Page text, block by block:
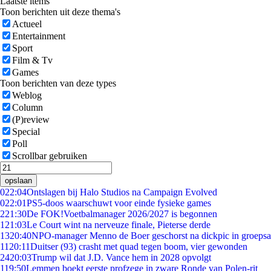
Toon berichten uit deze thema's
Actueel
Entertainment
Sport
Film & Tv
Games
Toon berichten van deze types
Weblog
Column
(P)review
Special
Poll
Scrollbar gebruiken
opslaan
022:04Ontslagen bij Halo Studios na Campaign Evolved
022:01PS5-doos waarschuwt voor einde fysieke games
221:30De FOK!Voetbalmanager 2026/2027 is begonnen
1 21:03Le Court wint na nerveuze finale, Pieterse derde
1320:40NPO-manager Menno de Boer geschorst na dickpic in
11 20:11Duitser (93) crasht met quad tegen boom, vier gewonden
2420:03Trump wil dat J.D. Vance hem in 2028 opvolgt
119:50Lemmen boekt eerste profzege in zware Ronde van Polen-rit